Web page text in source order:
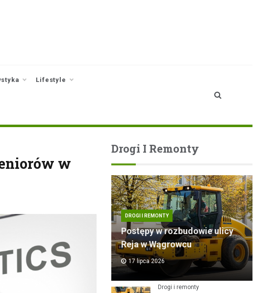
Lifestyle
w
Drogi I Remonty
DROGI I REMONTY
Postępy w rozbudowie ulicy
Reja w Wągrowcu
17 lipca 2026
Drogi i remonty